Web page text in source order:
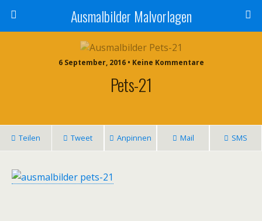
Ausmalbilder Malvorlagen
6 September, 2016 • Keine Kommentare
Pets-21
Teilen Tweet Anpinnen Mail SMS